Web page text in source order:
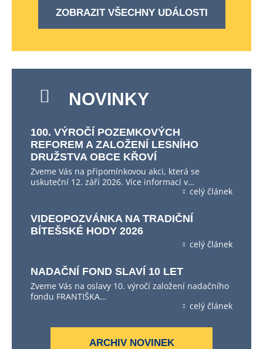
ZOBRAZIT VŠECHNY UDÁLOSTI
NOVINKY
100. VÝROČÍ POZEMKOVÝCH
REFOREM A ZALOŽENÍ LESNÍHO
DRUŽSTVA OBCE KŘOVÍ
Zveme Vás na připomínkovou akci, která se
uskuteční 12. září 2026. Více informací v…
celý článek
VIDEOPOZVÁNKA NA TRADIČNÍ
BÍTEŠSKÉ HODY 2026
celý článek
NADAČNÍ FOND SLAVÍ 10 LET
Zveme Vás na oslavy 10. výročí založení nadačního
fondu FRANTIŠKA…
celý článek
ARCHIV NOVINEK